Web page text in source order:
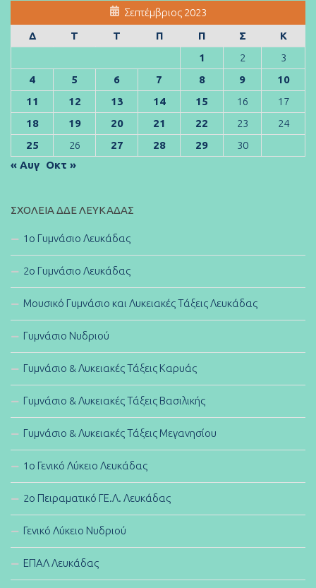
Σεπτέμβριος 2023
Δ
Τ Τ Π Π Σ
Κ
1
2
3
4
5 6 7 8 9
10
11
12 13 14 15 16
17
18
19 20 21 22 23
24
25
26 27 28 29
30
« Αυγ Οκτ »
ΣΧΟΛΕΊΑ ΔΔΕ ΛΕΥΚΆΔΑΣ
1ο Γυμνάσιο Λευκάδας
2ο Γυμνάσιο Λευκάδας
Μουσικό Γυμνάσιο και Λυκειακές Τάξεις Λευκάδας
Γυμνάσιο Νυδριού
Γυμνάσιο & Λυκειακές Τάξεις Καρυάς
Γυμνάσιο & Λυκειακές Τάξεις Βασιλικής
Γυμνάσιο & Λυκειακές Τάξεις Μεγανησίου
1ο Γενικό Λύκειο Λευκάδας
2ο Πειραματικό ΓΕ.Λ. Λευκάδας
Γενικό Λύκειο Νυδριού
ΕΠΑΛ Λευκάδας